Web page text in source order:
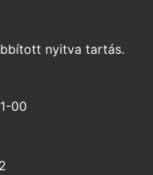
nyitva tartás.
00